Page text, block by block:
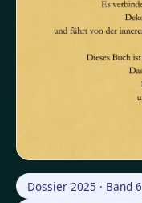
Dossier 2025 · Band 6